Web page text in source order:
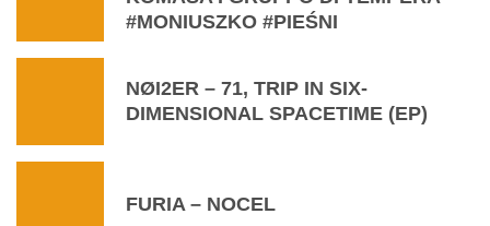
#MONIUSZKO #PIEŚNI
NØI2ER – 71, TRIP IN SIX-
DIMENSIONAL SPACETIME (EP)
FURIA – NOCEL